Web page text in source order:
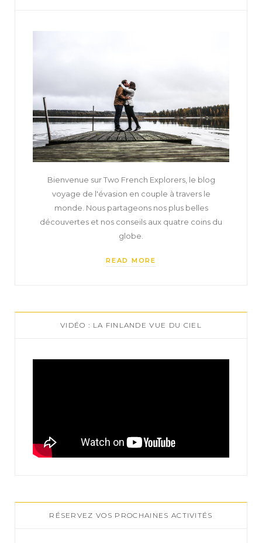
Bienvenue sur Two French Explorers, le blog
voyage de l'évasion en couple à travers le
monde. Nous partageons nos plus belles
découvertes et nos conseils aux quatre coins du
globe.
READ MORE
VIDÉO : LA FINLANDE VUE DU CIEL
RÉSERVEZ VOS PROCHAINES ACTIVITÉS